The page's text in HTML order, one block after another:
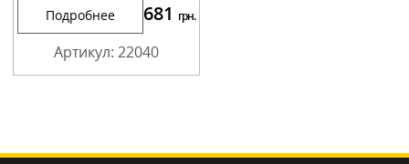
Подробнее 681 грн.
Артикул: 22040